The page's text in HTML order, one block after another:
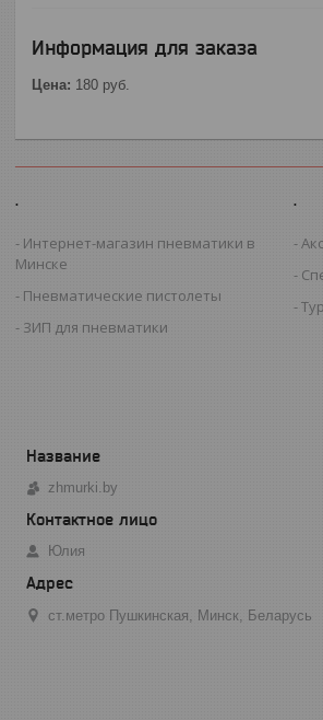
Информация для заказа
Цена: 180 руб.
.
Интернет-магазин пневматики в
Минске
Пневматические пистолеты
ЗИП для пневматики
.
zhmurki.by
Юлия
ст.метро Пушкинская, Минск, Беларусь